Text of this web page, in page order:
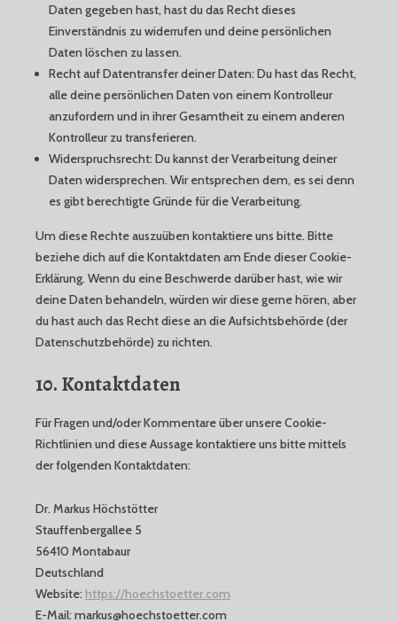
Daten gegeben hast, hast du das Recht dieses
Einverständnis zu widerrufen und deine persönlichen
Daten löschen zu lassen.
Recht auf Datentransfer deiner Daten: Du hast das Recht,
alle deine persönlichen Daten von einem Kontrolleur
anzufordern und in ihrer Gesamtheit zu einem anderen
Kontrolleur zu transferieren.
Widerspruchsrecht: Du kannst der Verarbeitung deiner
Daten widersprechen. Wir entsprechen dem, es sei denn
es gibt berechtigte Gründe für die Verarbeitung.
Um diese Rechte auszuüben kontaktiere uns bitte. Bitte
beziehe dich auf die Kontaktdaten am Ende dieser Cookie-
Erklärung. Wenn du eine Beschwerde darüber hast, wie wir
deine Daten behandeln, würden wir diese gerne hören, aber
du hast auch das Recht diese an die Aufsichtsbehörde (der
Datenschutzbehörde) zu richten.
10. Kontaktdaten
Für Fragen und/oder Kommentare über unsere Cookie-
Richtlinien und diese Aussage kontaktiere uns bitte mittels
der folgenden Kontaktdaten:
Dr. Markus Höchstötter
Stauffenbergallee 5
56410 Montabaur
Deutschland
Website: https://hoechstoetter.com
E-Mail:moc.retteotshceoh@sukram